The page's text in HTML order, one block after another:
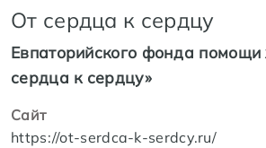
От сердца к сердцу
Евпаторийского фонда
сердца к сердцу»
Сайт
https://ot-serdca-k-serdcy.ru/